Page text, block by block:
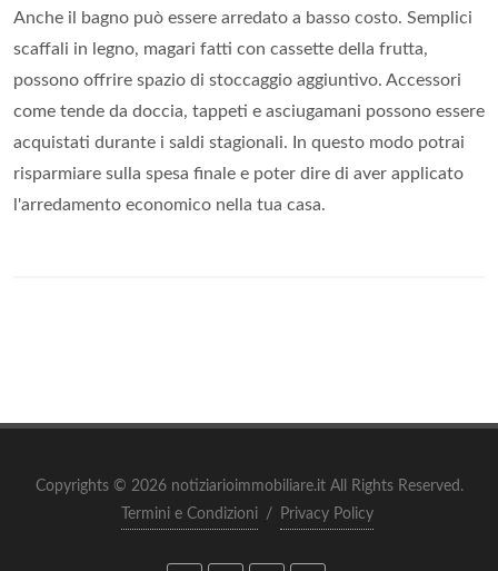
Anche il bagno può essere arredato a basso costo. Semplici
scaffali in legno, magari fatti con cassette della frutta,
possono offrire spazio di stoccaggio aggiuntivo. Accessori
come tende da doccia, tappeti e asciugamani possono essere
acquistati durante i saldi stagionali. In questo modo potrai
risparmiare sulla spesa finale e poter dire di aver applicato
l'arredamento economico nella tua casa.
Copyrights © 2026 notiziarioimmobiliare.it All Rights Reserved.
Termini e Condizioni / Privacy Policy